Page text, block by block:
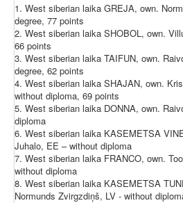
1. West siberian laika GREJA, own.
degree, 77 points
2. West siberian laika SHOBOL, own.
66 points
3. West siberian laika TAIFUN, own.
degree, 62 points
4. West siberian laika SHAJAN, own.
without diploma, 69 points
5. West siberian laika DONNA, own.
diploma
6. West siberian laika KASEMETSA
Juhalo, EE – without diploma
7. West siberian laika FRANCO, own.
without diploma
8. West siberian laika KASEMETSA
Normunds Zvirgzdiņš, LV - without